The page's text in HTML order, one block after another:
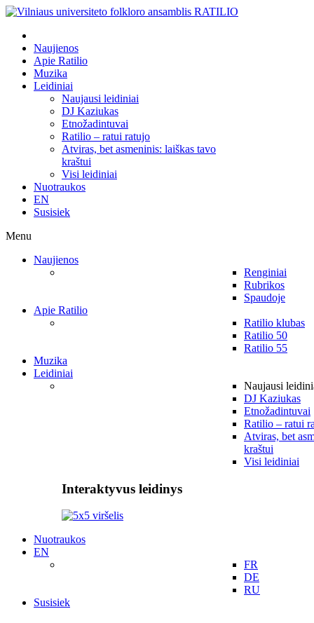
Naujienos
Apie Ratilio
Muzika
Leidiniai
Naujausi leidiniai
DJ Kaziukas
Etnožadintuvai
Ratilio – ratui ratujo
Atviras, bet asmeninis: laiškas tavo
kraštui
Visi leidiniai
Nuotraukos
EN
Susisiek
Menu
Naujienos
Renginiai
Rubrikos
Spaudoje
Apie Ratilio
Ratilio klubas
Ratilio 50
Ratilio 55
Muzika
Leidiniai
Naujausi
DJ Kaziukas
Etnožadintuvai
Ratilio – ratui
Atviras, bet
kraštui
Visi leidiniai
Interaktyvus leidinys
Nuotraukos
EN
FR
DE
RU
Susisiek